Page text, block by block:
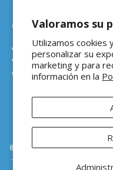
Valoramos su
Utilizamos cookies
personalizar su
marketing y para
información en la
Contáctanos
Atención a empresas
WhatsApp: 464 205
®Ferretería El Oso Todos
Todos los precios de venta